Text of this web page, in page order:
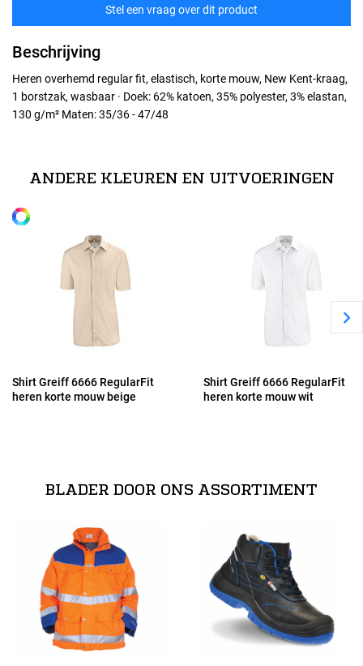
Stel een vraag over dit product
Beschrijving
Heren overhemd regular fit, elastisch, korte mouw, New Kent-kraag,
1 borstzak, wasbaar · Doek: 62% katoen, 35% polyester, 3% elastan,
130 g/m² Maten: 35/36 - 47/48
40
Alle maten
ANDERE KLEUREN EN UITVOERINGEN
Shirt Greiff 6666 RegularFit
heren korte mouw beige
Shirt Greiff 6666 RegularFit
heren korte mouw wit
BLADER DOOR ONS ASSORTIMENT